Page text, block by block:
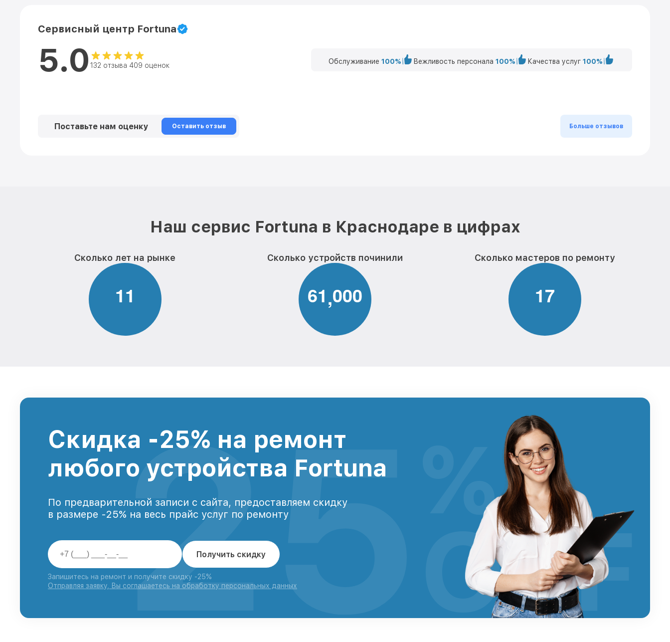
Сервисный центр Fortuna
5.0 132 отзыва 409 оценок Обслуживание 100% Вежливость персонала 100% Качества услуг 100%
Поставьте нам оценку Оставить отзыв Больше отзывов
Наш сервис Fortuna в Краснодаре в цифрах
Сколько лет на рынке
11
Сколько устройств починили
61,000
Сколько мастеров по ремонту
17
Скидка -25% на ремонт
любого устройства Fortuna
По предварительной записи с сайта, предоставляем скидку
в размере -25% на весь прайс услуг по ремонту
Получить скидку
Запишитесь на ремонт и получите скидку -25%
Отправляя заявку, Вы соглашаетесь на обработку персональных данных
25 %
OFF